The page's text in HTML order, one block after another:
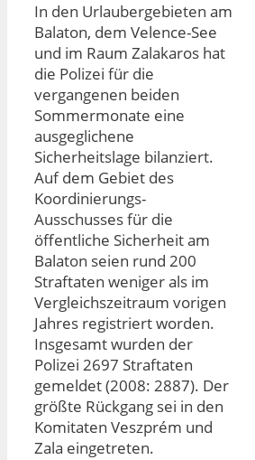
In den Urlaubergebieten am
Balaton, dem Velence-See
und im Raum Zalakaros hat
die Polizei für die
vergangenen beiden
Sommermonate eine
ausgeglichene
Sicherheitslage bilanziert.
Auf dem Gebiet des
Koordinierungs-
Ausschusses für die
öffentliche Sicherheit am
Balaton seien rund 200
Straftaten weniger als im
Vergleichszeitraum vorigen
Jahres registriert worden.
Insgesamt wurden der
Polizei 2697 Straftaten
gemeldet (2008: 2887). Der
größte Rückgang sei in den
Komitaten Veszprém und
Zala eingetreten.